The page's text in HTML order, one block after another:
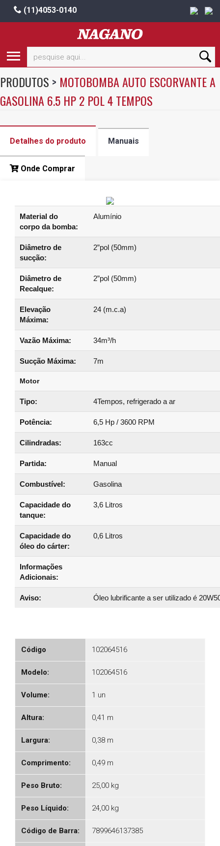
(11)4053-0140
PRODUTOS > MOTOBOMBA AUTO ESCORVANTE A
GASOLINA 6.5 HP 2 POL 4 TEMPOS
Detalhes do produto Manuais
Onde Comprar
Material do
corpo da bomba:
Alumínio
Diâmetro de
sucção:
2”pol (50mm)
Diâmetro de
Recalque:
2”pol (50mm)
Elevação
Máxima:
24 (m.c.a)
Vazão Máxima: 34m³/h
Sucção Máxima: 7m
Motor
Tipo: 4Tempos, refrigerado a ar
Potência: 6,5 Hp / 3600 RPM
Cilindradas: 163cc
Partida: Manual
Combustível: Gasolina
Capacidade do
tanque:
3,6 Litros
Capacidade do
óleo do cárter:
0,6 Litros
Informações
Adicionais:
Aviso: Óleo lubrificante a ser utilizado é
Código 102064516
Modelo: 102064516
Volume: 1 un
Altura: 0,41 m
Largura: 0,38 m
Comprimento: 0,49 m
Peso Bruto: 25,00 kg
Peso Líquido: 24,00 kg
Código de Barra: 7899646137385